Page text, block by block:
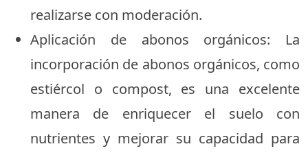
realizarse con moderación.
Aplicación de abonos orgánicos: La
incorporación de abonos orgánicos, como
estiércol o compost, es una excelente
manera de enriquecer el suelo con
nutrientes y mejorar su capacidad para